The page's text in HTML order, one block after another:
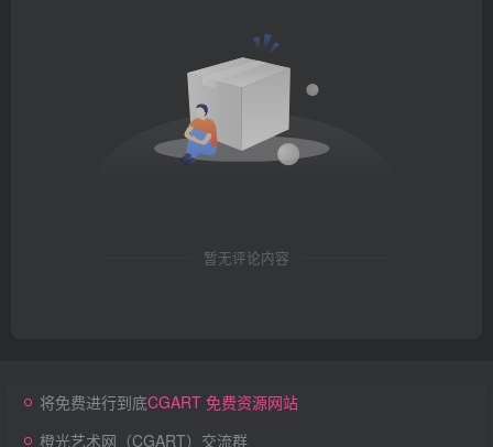
暂无评论内容
将免费进行到底CGART 免费资源网站
橙光艺术网（CGART）交流群